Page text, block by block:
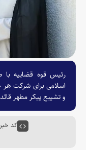
رئیس قوه قضاییه با
اسلامی برای شرکت هر
و تشییع پیکر مطهر
کد خبر :